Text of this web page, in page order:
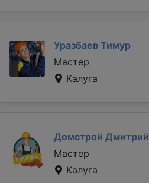
Уразбаев Тимур
Мастер
Калуга
Домстрой Дмитрий
Мастер
Калуга